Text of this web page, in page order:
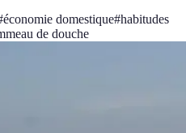
économie domestique#habitudes
de douche